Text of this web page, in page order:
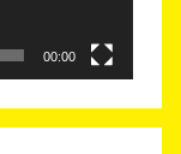
00:00